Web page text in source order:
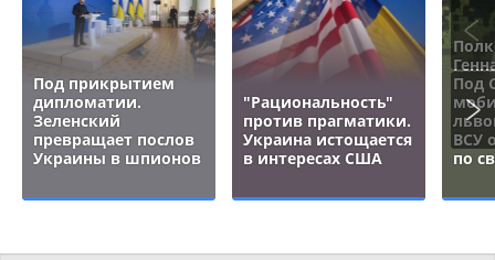
Под прикрытием
дипломатии.
Зеленский
превращает послов
Украины в шпионов
"Рациональность"
против прагматики.
Украина истощается
в интересах США
Под
ВСУ
по